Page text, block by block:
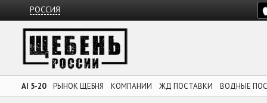
РОССИЯ
AI 5-20 РЫНОК ЩЕБНЯ КОМПАНИИ ЖД ПОСТАВКИ ВОДНЫЕ